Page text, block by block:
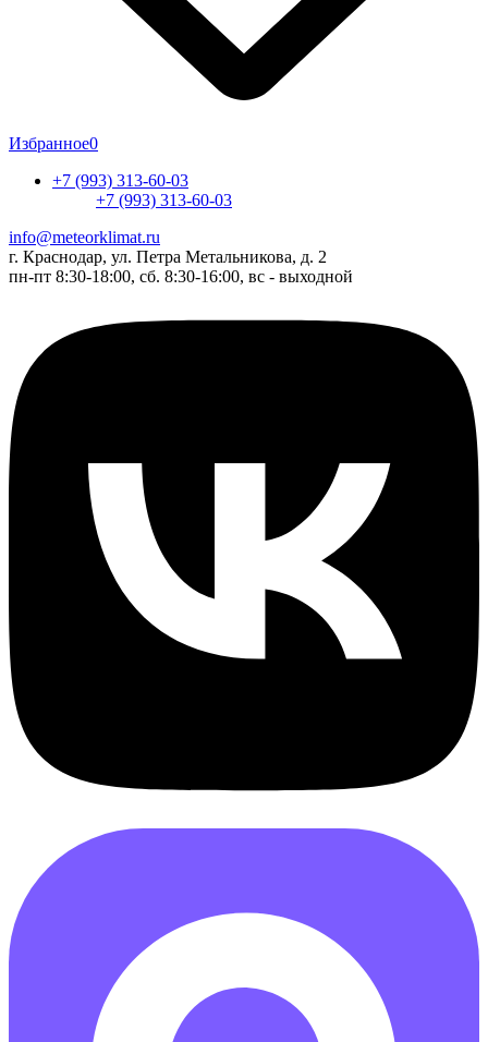
Избранное0
+7 (993) 313-60-03
+7 (993) 313-60-03
info@meteorklimat.ru
г. Краснодар, ул. Петра Метальникова, д. 2
пн-пт 8:30-18:00, сб. 8:30-16:00, вс - выходной